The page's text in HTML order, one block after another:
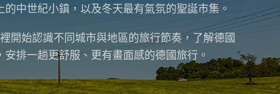
中世紀小鎮，以及冬天最有氣氛的聖誕市集。
開始認識不同城市與地區的旅行節奏，了解德國
排一趟更舒服、更有畫面感的德國旅行。